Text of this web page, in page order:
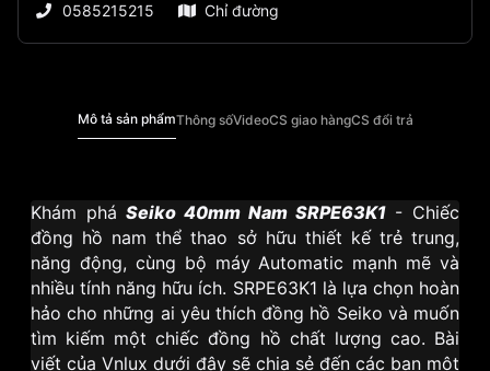
0585215215
Chỉ đường
Mô tả sản phẩmThông sốVideoCS giao hàngCS đổi trả
Khám pháSeiko 40mm Nam SRPE63K1- Chiếc
đồng hồ nam thể thao sở hữu thiết kế trẻ trung,
năng động, cùng bộ máy Automatic mạnh mẽ và
nhiều tính năng hữu ích. SRPE63K1 là lựa chọn hoàn
hảo cho những ai yêu thích đồng hồ Seiko và muốn
tìm kiếm một chiếc đồng hồ chất lượng cao. Bài
viết của Vnlux dưới đây sẽ chia sẻ đến các bạn một